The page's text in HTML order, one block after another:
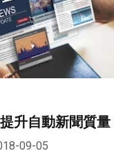
升自動新聞質量
09-05